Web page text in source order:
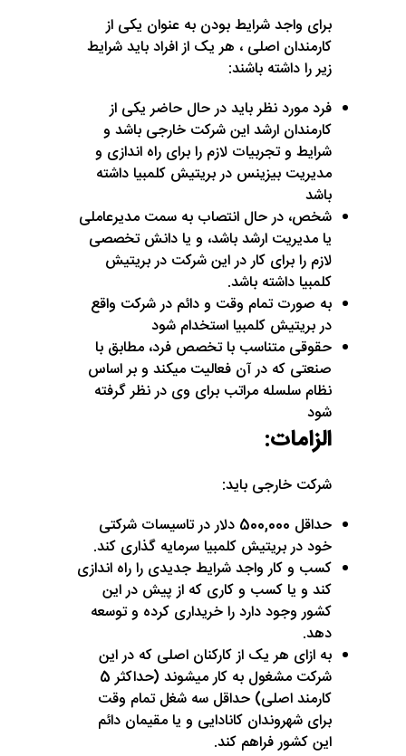
برای واجد شرایط بودن به عنوان یکی از
کارمندان اصلی ، هر یک از افراد باید شرایط
زیر را داشته باشند:
فرد مورد نظر باید در حال حاضر یکی از
کارمندان ارشد این شرکت خارجی باشد و
شرایط و تجربیات لازم را برای راه اندازی و
مدیریت بیزینس در بریتیش کلمبیا داشته
باشد
شخص، در حال انتصاب به سمت مدیرعاملی
یا مدیریت ارشد باشد، و یا دانش تخصصی
لازم را برای کار در این شرکت در بریتیش
کلمبیا داشته باشد.
به صورت تمام وقت و دائم در شرکت واقع
در بریتیش کلمبیا استخدام شود
حقوقی متناسب با تخصص فرد، مطابق با
صنعتی که در آن فعالیت میکند و بر اساس
نظام سلسله مراتب برای وی در نظر گرفته
شود
الزامات:
شرکت خارجی باید:
حداقل 500,000 دلار در تاسیسات شرکتی
خود در بریتیش کلمبیا سرمایه گذاری کند.
کسب و کار واجد شرایط جدیدی را راه اندازی
کند و یا کسب و کاری که از پیش در این
کشور وجود دارد را خریداری کرده و توسعه
دهد.
به ازای هر یک از کارکنان اصلی که در این
شرکت مشغول به کار میشوند (حداکثر 5
کارمند اصلی) حداقل سه شغل تمام وقت
برای شهروندان کانادایی و یا مقیمان دائم
این کشور فراهم کند.